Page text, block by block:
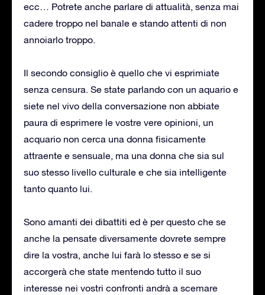
ecc… Potrete anche parlare di attualità, senza mai
cadere troppo nel banale e stando attenti di non
annoiarlo troppo.
Il secondo consiglio è quello che vi esprimiate
senza censura. Se state parlando con un aquario e
siete nel vivo della conversazione non abbiate
paura di esprimere le vostre vere opinioni, un
acquario non cerca una donna fisicamente
attraente e sensuale, ma una donna che sia sul
suo stesso livello culturale e che sia intelligente
tanto quanto lui.
Sono amanti dei dibattiti ed è per questo che se
anche la pensate diversamente dovrete sempre
dire la vostra, anche lui farà lo stesso e se si
accorgerà che state mentendo tutto il suo
interesse nei vostri confronti andrà a scemare